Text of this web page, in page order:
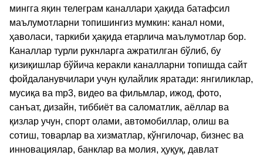
мингга яқин телеграм каналлари ҳақида батафсил
маълумотларни топишингиз мумкин: канал номи,
ҳаволаси, таркиби ҳақида етарлича маълумотлар бор.
Каналлар турли рукнларга ажратилган бўлиб, бу
қизиқишлар бўйича керакли каналларни топишда сайт
фойдаланувчилари учун қулайлик яратади: янгиликлар,
мусиқа ва mp3, видео ва фильмлар, ижод, фото,
санъат, дизайн, тиббиёт ва саломатлик, аёллар ва
қизлар учун, спорт олами, автомобиллар, олиш ва
сотиш, товарлар ва хизматлар, кўнгилочар, бизнес ва
инновациялар, банклар ва молия, ҳуқуқ, давлат